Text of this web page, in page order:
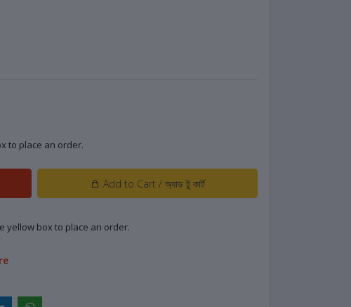
box to place an order.
Add to Cart / অ্যাড টু কার্ট
the yellow box to place an order.